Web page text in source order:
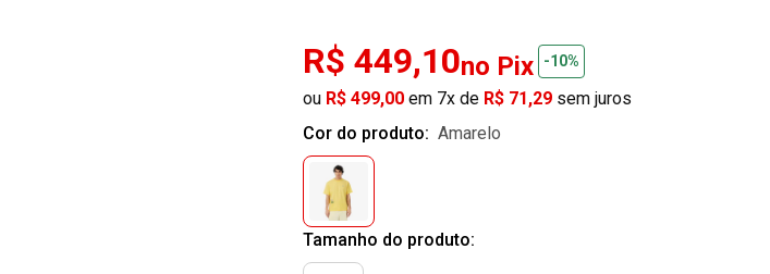
R$ 449,10no Pix -10%
ou R$ 499,00 em 7x de R$ 71,29 sem juros
Cor do produto:
amarelo
Tamanho do produto: